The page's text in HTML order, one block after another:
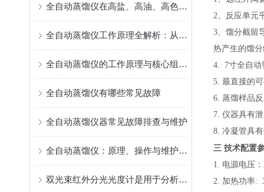
全自动蒸馏仪在高盐、高油、高色度样品前处理中的优化技巧
全自动蒸馏仪工作原理全解析：从加热、冷凝到终点判断的自动化实现
全自动蒸馏仪的工作原理与核心组件解析
全自动蒸馏仪有哪些常见故障
全自动蒸馏仪器常见故障排查与维护
全自动蒸馏仪：原理、操作与维护全解析
双光束红外分光光度计是用于分析和研究各种物质的红外吸收特性
2、反应单元
3、馏分截留
热产生的馏
4. 7寸全自动
5. 最直接的
6. 蒸馏样品
7. 仪器具有
8. 冷凝管具
三 技术配置
1. 电源电压
2. 加热功率: